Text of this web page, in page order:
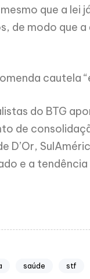
que a lei
de modo que
cautela
do BTG
de
D’Or,
e a
saúde stf